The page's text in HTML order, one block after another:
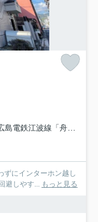
島電鉄江波線「舟入本町」駅 徒歩22分
ずにインターホン越し
避しやす... もっと見る